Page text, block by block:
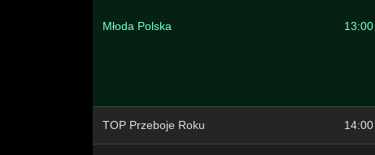
Młoda Polska 13:00
TOP Przeboje Roku 14:00